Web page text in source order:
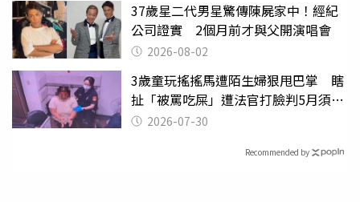
37歲星二代男星驚傳陳屍家中！經紀
公司證實 2個月前才與父開演唱會
2026-08-02
3歲童玩搖搖馬遭陌生婦狠甩巴掌 瞎
扯「被罵吃屎」遭法官打臉判5月須入
監 2026-07-30
Recommended by